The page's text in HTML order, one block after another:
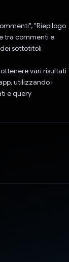
"Riepilogo
tra commenti e
sottotitoli
vari risultati
utilizzando i
e query